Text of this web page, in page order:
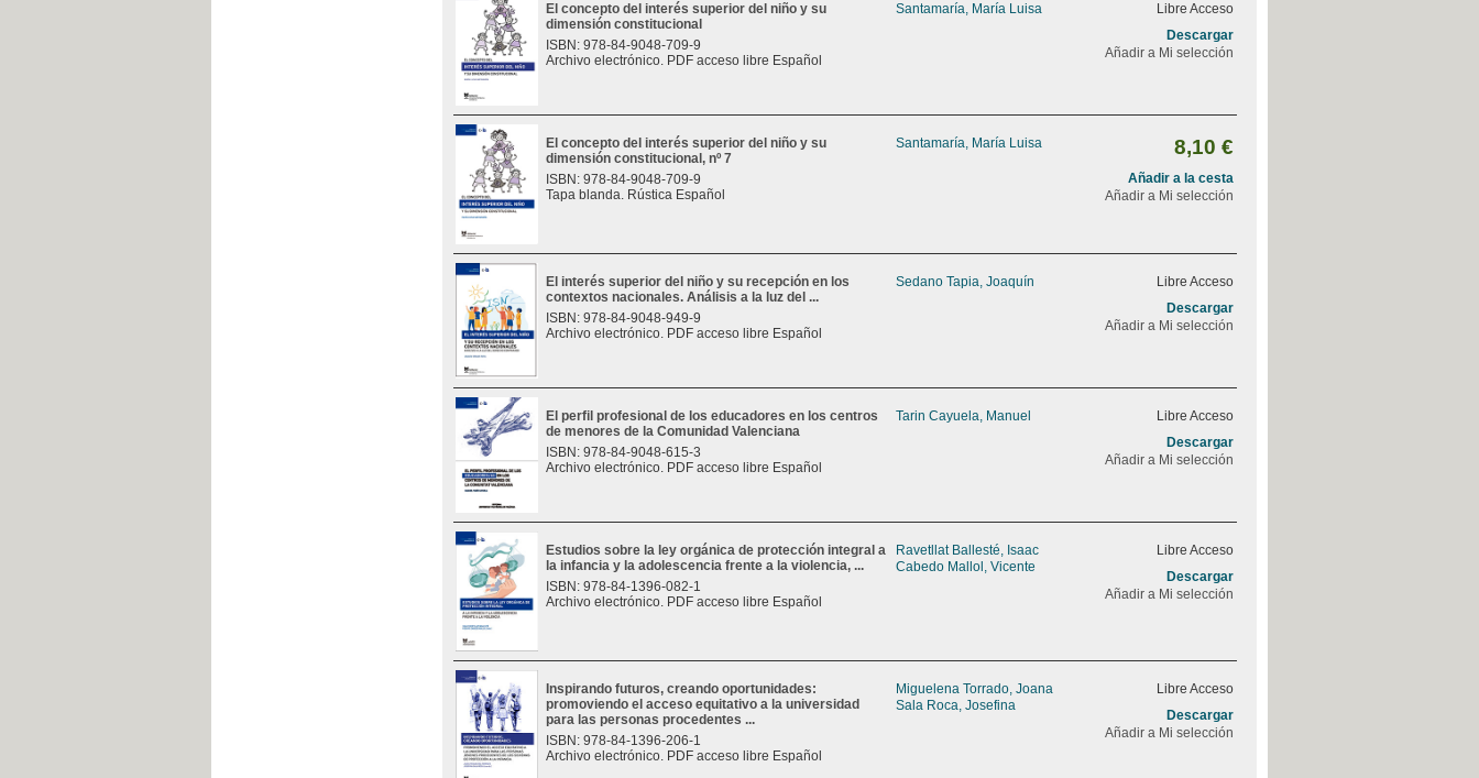
El concepto del interés superior del niño y su
dimensión constitucional
ISBN: 978-84-9048-709-9
Archivo electrónico. PDF acceso libre Español
Santamaría, María Luisa
Libre Acceso
Descargar
Añadir a Mi selección
El concepto del interés superior del niño y su
dimensión constitucional, nº 7
ISBN: 978-84-9048-709-9
Tapa blanda. Rústica Español
Santamaría, María Luisa 8,10 €
Añadir a la cesta
Añadir a Mi selección
El interés superior del niño y su recepción en los
contextos nacionales. Análisis a la luz del ...
ISBN: 978-84-9048-949-9
Archivo electrónico. PDF acceso libre Español
Sedano Tapia, Joaquín
Libre Acceso
Descargar
Añadir a Mi selección
El perfil profesional de los educadores en los centros
de menores de la Comunidad Valenciana
ISBN: 978-84-9048-615-3
Archivo electrónico. PDF acceso libre Español
Tarin Cayuela, Manuel
Libre Acceso
Descargar
Añadir a Mi selección
Estudios sobre la ley orgánica de protección integral a
la infancia y la adolescencia frente a la violencia, ...
ISBN: 978-84-1396-082-1
Archivo electrónico. PDF acceso libre Español
Ravetllat Ballesté, Isaac
Cabedo Mallol, Vicente
Libre Acceso
Descargar
Añadir a Mi selección
Inspirando futuros, creando oportunidades:
promoviendo el acceso equitativo a la universidad
para las personas procedentes ...
ISBN: 978-84-1396-206-1
Archivo electrónico. PDF acceso libre Español
Miguelena Torrado, Joana
Sala Roca, Josefina
Libre Acceso
Descargar
Añadir a Mi selección